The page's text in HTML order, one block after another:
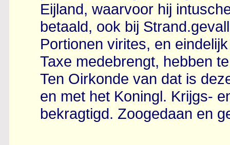
Eijland, waarvoor hij
betaald, ook bij
Portionen virites, en
Taxe medebrengt, hebben
Ten Oirkonde van dat is
en met het Koningl. Krijgs-
bekragtigd. Zoogedaan en